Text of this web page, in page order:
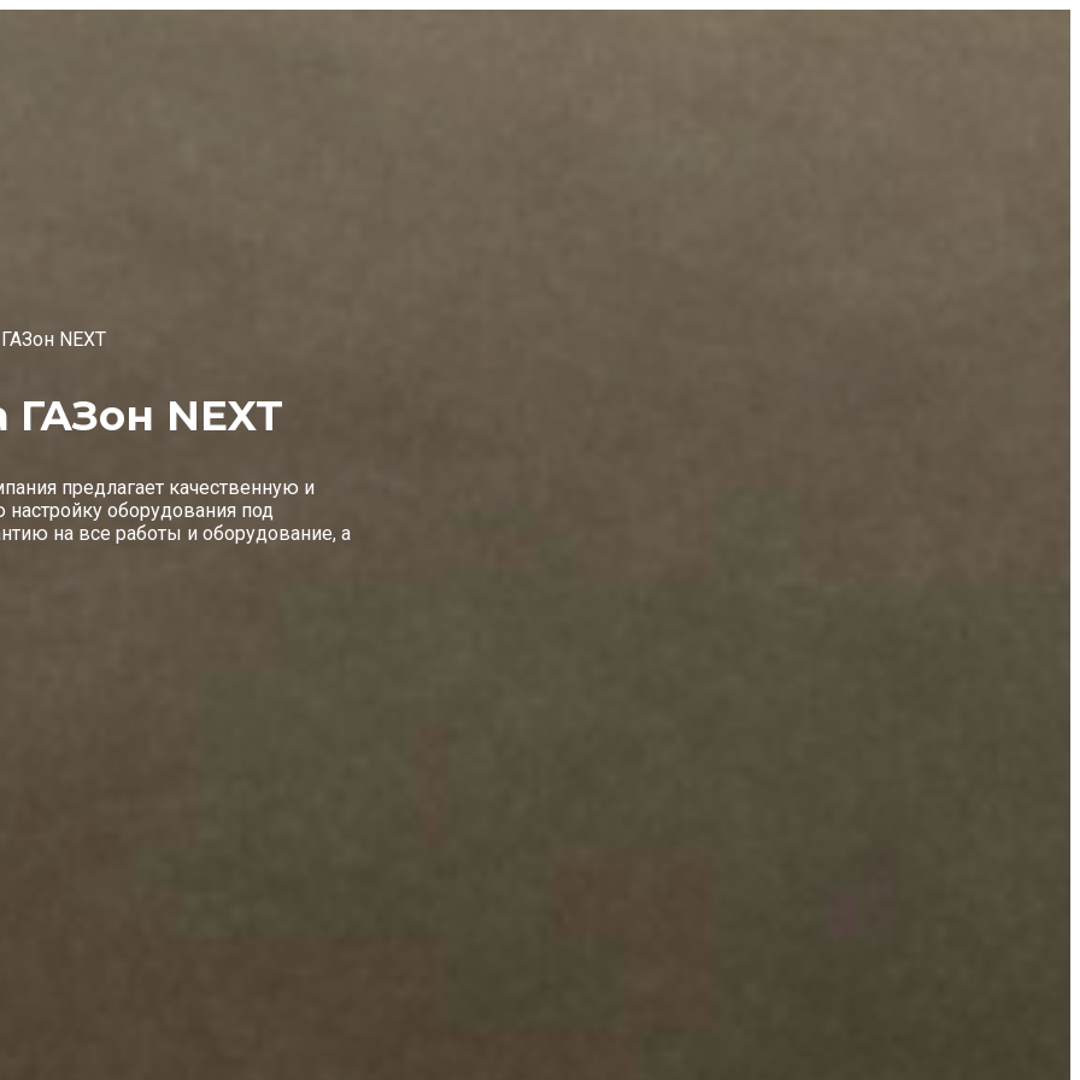
NEXT
ГАЗон NEXT
предлагает качественную и
оборудования под
на все работы и оборудование, а